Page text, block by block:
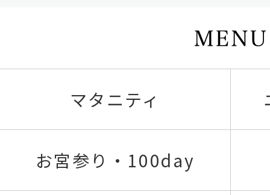
マタニティ
お宮参り・100day